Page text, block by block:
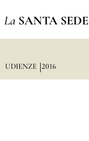
La SANTA SEDE
UDIENZE 2016